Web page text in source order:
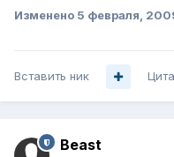
Изменено 5 февраля,
Вставить ник
Beast